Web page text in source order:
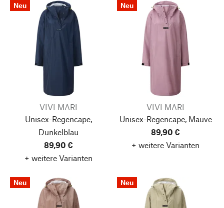
Neu
VIVI MARI
Unisex-Regencape,
Dunkelblau
89,90 €
+ weitere Varianten
Neu
VIVI MARI
Unisex-Regencape, Mauve
89,90 €
+ weitere Varianten
Neu Neu